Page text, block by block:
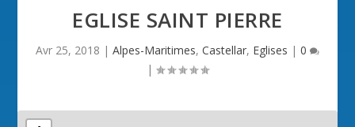
EGLISE SAINT PIERRE
Avr 25, 2018 | Alpes-Maritimes, Castellar, Eglises | 0
|